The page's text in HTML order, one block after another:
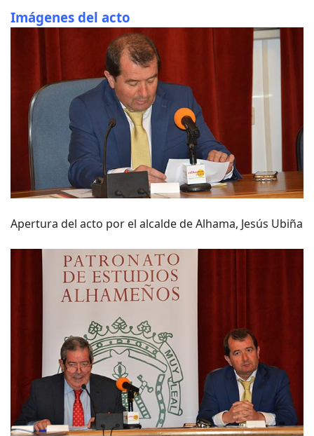
Imágenes del acto
Apertura del acto por el alcalde de Alhama, Jesús Ubiña